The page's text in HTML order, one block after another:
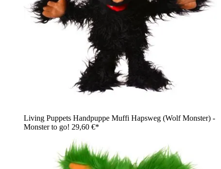
Living Puppets Handpuppe Muffi Hapsweg (Wolf Monster) -
Monster to go! 29,60 €*